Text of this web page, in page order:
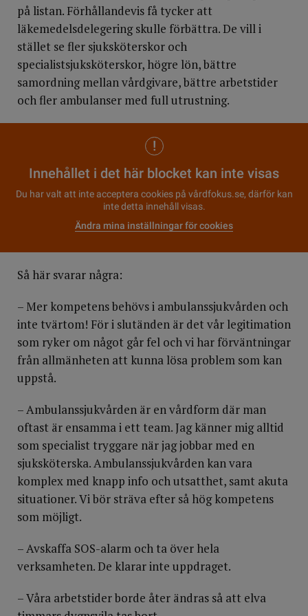
på listan. Förhållandevis få tycker att
läkemedelsdelegering skulle förbättra. De vill i
stället se fler sjuksköterskor och
specialistsjuksköterskor, högre lön, bättre
samordning mellan vårdgivare, bättre arbetstider
och fler ambulanser med full utrustning.
Innehållet i det här blocket kan inte visas
Du har valt att inte acceptera cookies på vårdfokus.se, därför kan
inte detta innehåll visas.
Ändra mina inställningar för cookies
Så här svarar några:
– Mer kompetens behövs i ambulanssjukvården och
inte tvärtom! För i slutänden är det vår legitimation
som ryker om något går fel och vi har förväntningar
från allmänheten att kunna lösa problem som kan
uppstå.
– Ambulanssjukvården är en vårdform där man
oftast är ensamma i ett team. Jag känner mig alltid
som specialist tryggare när jag jobbar med en
sjuksköterska. Ambulanssjukvården kan vara
komplex med knapp info och utsatthet, samt akuta
situationer. Vi bör sträva efter så hög kompetens
som möjligt.
– Avskaffa SOS-alarm och ta över hela
verksamheten. De klarar inte uppdraget.
– Våra arbetstider borde åter ändras så att elva